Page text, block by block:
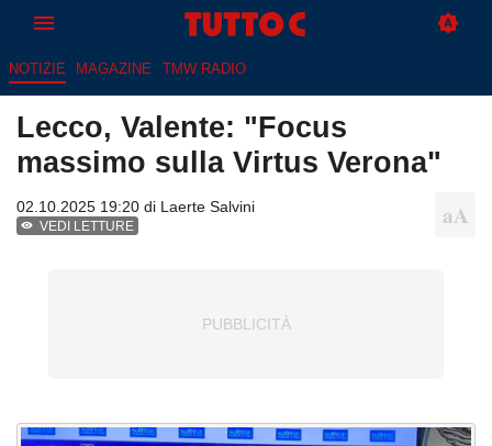
NOTIZIE MAGAZINE TMW RADIO
Lecco, Valente: "Focus
massimo sulla Virtus Verona"
02.10.2025 19:20 di Laerte Salvini
VEDI LETTURE